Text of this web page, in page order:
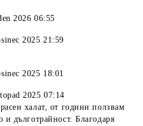
2026 06:55
2025 21:59
2025 18:01
2025 07:14
халат, от години ползвам
и дълготрайност. Благодаря